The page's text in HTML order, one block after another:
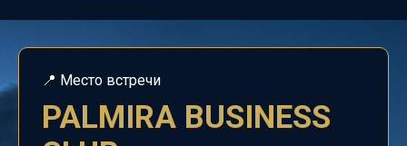
📍 Место встречи
PALMIRA BUSINESS